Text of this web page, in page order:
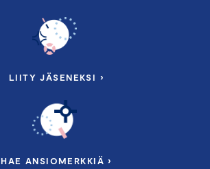
LIITY JÄSENEKSI ›
HAE ANSIOMERKKIÄ ›